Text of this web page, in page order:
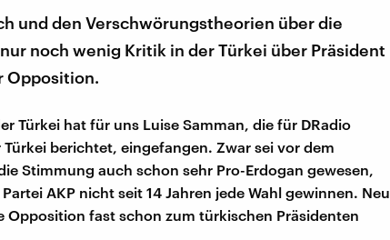
und den Verschwörungstheorien über die
noch wenig Kritik in der Türkei über Präsident
Opposition.
Türkei hat für uns Luise Samman, die für DRadio
berichtet, eingefangen. Zwar sei vor dem
Stimmung auch schon sehr Pro-Erdogan gewesen,
AKP nicht seit 14 Jahren jede Wahl gewinnen. Neu
Opposition fast schon zum türkischen Präsidenten